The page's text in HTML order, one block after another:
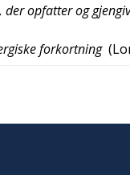
opfatter og
forkortning (